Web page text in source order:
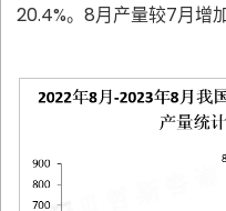
20.4%。8月产量较7月增